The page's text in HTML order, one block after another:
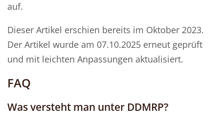
auf.
Dieser Artikel erschien bereits im Oktober 2023.
Der Artikel wurde am 07.10.2025 erneut geprüft
und mit leichten Anpassungen aktualisiert.
FAQ
Was versteht man unter DDMRP?